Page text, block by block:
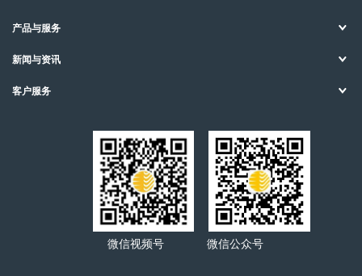
产品与服务
新闻与资讯
客户服务
微信视频号 微信公众号